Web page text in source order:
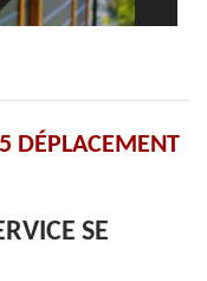
DÉPLACEMENT
SE